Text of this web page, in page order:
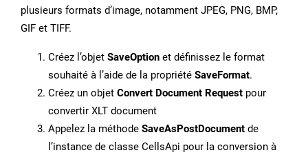
plusieurs formats d’image, notamment JPEG, PNG, BMP,
GIF et TIFF.
Créez l’objet SaveOption et définissez le format
souhaité à l’aide de la propriété SaveFormat.
Créez un objet Convert Document Request pour
convertir XLT document
Appelez la méthode SaveAsPostDocument de
l’instance de classe CellsApi pour la conversion à